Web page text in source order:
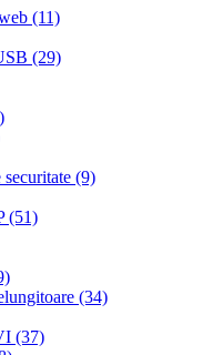
(11)
(29)
(9)
(51)
(34)
(37)